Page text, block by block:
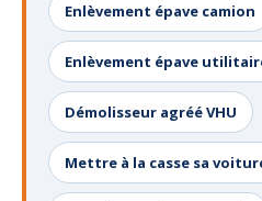
Enlèvement épave camion
Enlèvement épave
Démolisseur agréé VHU
Mettre à la casse sa